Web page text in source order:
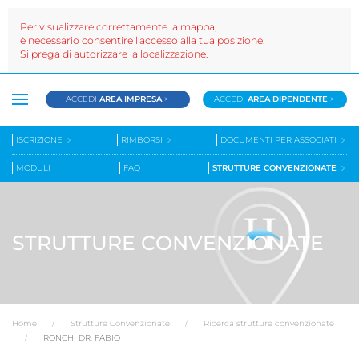
ACCEDIAREA IMPRESA > ACCEDIAREA DIPENDENTE >
ISCRIZIONE RIMBORSI DOCUMENTI PER ASSOCIATI
MODULI FAQ STRUTTURE CONVENZIONATE
STRUTTURE CONVENZIONATE
Home Strutture Convenzionate
Ricerca strutture convenzionate
RONCHI DR. FABIO
Per visualizzare correttamente la mappa,
è necessario consentire l'accesso alla tua posizione.
Si prega di autorizzare la localizzazione.